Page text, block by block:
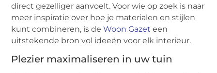
direct gezelliger aanvoelt. Voor wie op zoek is naar
meer inspiratie over hoe je materialen en stijlen
kunt combineren, is deWoon Gazet een
uitstekende bron vol ideeën voor elk interieur.
Plezier maximaliseren in uw tuin